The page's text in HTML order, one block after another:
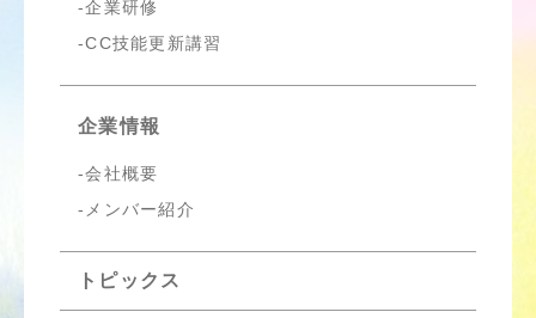
企業研修
CC技能更新講習
企業情報
会社概要
メンバー紹介
トピックス